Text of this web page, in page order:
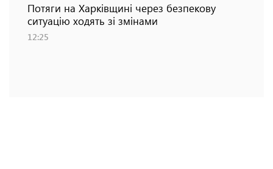
Потяги на Харківщині через безпекову
ситуацію ходять зі змінами
12:25